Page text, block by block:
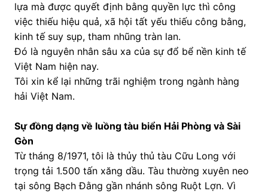
lựa mà được quyết định bằng quyền lực thì công
việc thiếu hiệu quả, xã hội tất yếu thiếu công bằng,
kinh tế suy sụp, tham nhũng tràn lan.
Đó là nguyên nhân sâu xa của sự đổ bể nền kinh tế
Việt Nam hiện nay.
Tôi xin kể lại những trãi nghiệm trong ngành hàng
hải Việt Nam.
Sự đồng dạng về luồng tàu biển Hải Phòng và Sài
Gòn
Từ tháng 8/1971, tôi là thủy thủ tàu Cữu Long với
trọng tải 1.500 tấn xăng dầu. Tàu thường xuyên neo
tại sông Bạch Đằng gần nhánh sông Ruột Lợn. Vì